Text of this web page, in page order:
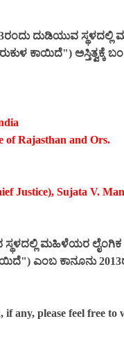
ದುಡಿಯುವ ಸ್ಥಳದಲ್ಲಿ
ಕಾಯಿದೆ") ಅಸ್ತಿತ್ವಕ್ಕೆ
of Rajasthan and Ors.
Justice), Sujata V.
ಮಹಿಳೆಯರ ಲೈಂಗಿಕ
ಎಂಬ ಕಾನೂನು
any, please feel free to